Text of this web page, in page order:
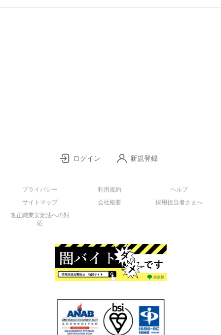
ログイン 新規登録
プライバシー 利用規約
ヘルプ
サイトマップ
会社概要
採用担当者さまへ
改正職業安定法への対
応